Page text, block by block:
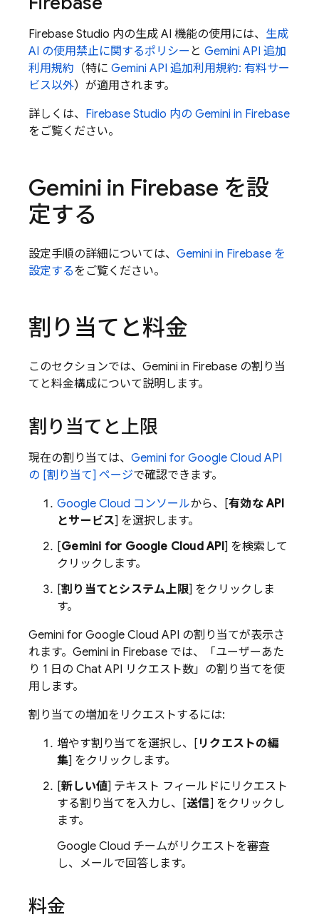
Firebase Studio 内の生成 AI 機能の使用には、 生成
AI の使用禁止に関するポリシー と Gemini API 追加
利用規約 （特に Gemini API 追加利用規約: 有料サー
ビス以外）が適用されます。
詳しくは、 Firebase Studio 内の Gemini in Firebase
をご覧ください。
Gemini in Firebase を設
定する
設定手順の詳細については、 Gemini in Firebase を
設定するをご覧ください。
割り当てと料金
このセクションでは、Gemini in Firebase の割り当
てと料金構成について説明します。
割り当てと上限
現在の割り当ては、 Gemini for Google Cloud API
の [割り当て] ページで確認できます。
Google Cloud コンソールから、[有効な API
とサービス] を選択します。
[Gemini for Google Cloud API] を検索して
クリックします。
[割り当てとシステム上限] をクリックしま
す。
Gemini for Google Cloud API の割り当てが表示さ
れます。Gemini in Firebase では、「ユーザーあた
り 1 日の Chat API リクエスト数」の割り当てを使
用します。
割り当ての増加をリクエストするには:
増やす割り当てを選択し、[ リクエストの編
集] をクリックします。
[新しい値] テキスト フィールドにリクエスト
する割り当てを入力し、[送信] をクリックし
ます。
Google Cloud チームがリクエストを審査
し、メールで回答します。
料金